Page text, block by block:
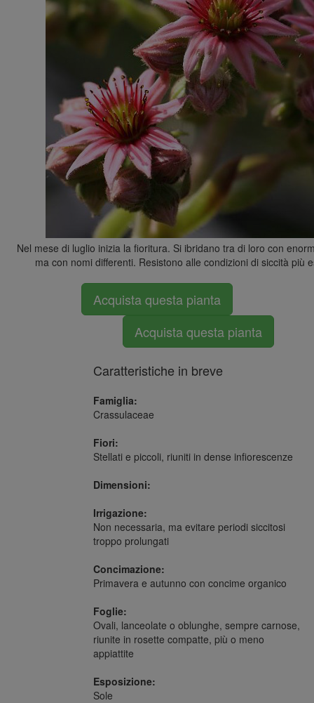
Nel mese di luglio inizia la fioritura. Si ibridano tra di loro con
ma con nomi differenti. Resistono alle condizioni di siccità
Acquista questa pianta
Acquista questa pianta
Caratteristiche in breve
Famiglia:
Crassulaceae
Fiori:
Stellati e piccoli, riuniti in dense infiorescenze
Dimensioni:
Irrigazione:
Non necessaria, ma evitare periodi siccitosi
troppo prolungati
Concimazione:
Primavera e autunno con concime organico
Foglie:
Ovali, lanceolate o oblunghe, sempre carnose,
riunite in rosette compatte, più o meno
appiattite
Esposizione:
Sole